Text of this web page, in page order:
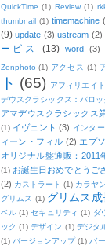
QuickTime (1) Review (1)
thumbnail (1) timemachine
(9) update (3) ustream (2)
ービス
(13) word (3)
Zenphoto (1) アクセス (1)
ト (65) アフィリエイト
デウスクラシックス：バロッ
アマデウスクラシックス
(1) イヴェント (3) インタ
ィーン・フィル (2) エプ
オリジナル盤通販：2011
(1) お誕生日おめでとうご
(2) カストラート (1) カラヤン
グリムス (1) グリムス
ベル (1) セキュリティ (1) ダ
ック (1) デザイン (1) デジタ
(1) バージョンアップ (1) バ